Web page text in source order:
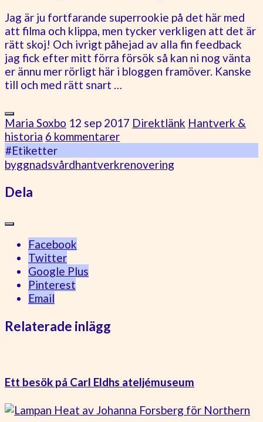
Jag är ju fortfarande superrookie på det här med
att filma och klippa, men tycker verkligen att det är
rätt skoj! Och ivrigt påhejad av alla fin feedback
jag fick efter mitt förra försök så kan ni nog vänta
er ännu mer rörligt här i bloggen framöver. Kanske
till och med rätt snart …
Maria Soxbo 12 sep 2017 Direktlänk Hantverk &
historia 6 kommentarer
#Etiketter
byggnadsvårdhantverkrenovering
Dela
Facebook
Twitter
Google Plus
Pinterest
Email
Relaterade inlägg
Ett besök på Carl Eldhs ateljémuseum